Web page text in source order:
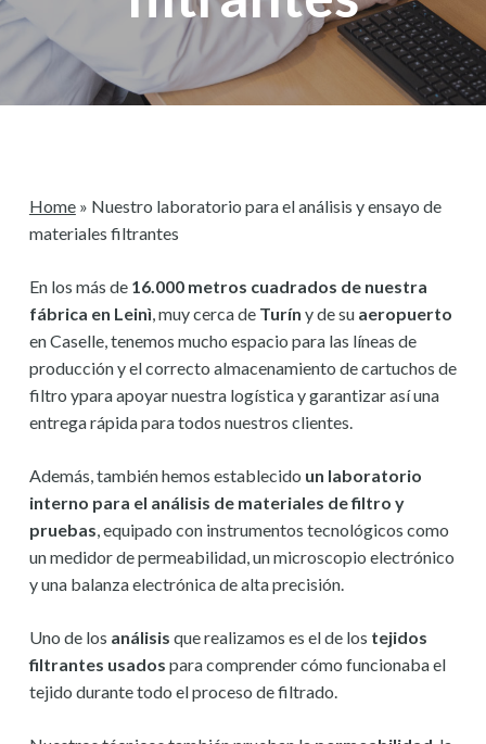
Home» Nuestro laboratorio para el análisis y ensayo de
materiales filtrantes
En los más de 16.000 metros cuadrados de nuestra
fábrica en Leinì, muy cerca de Turín y de su aeropuerto
en Caselle, tenemos mucho espacio para las líneas de
producción y el correcto almacenamiento de cartuchos de
filtro ypara apoyar nuestra logística y garantizar así una
entrega rápida para todos nuestros clientes.
Además, también hemos establecido un laboratorio
interno para el análisis de materiales de filtro y
pruebas, equipado con instrumentos tecnológicos como
un medidor de permeabilidad, un microscopio electrónico
y una balanza electrónica de alta precisión.
Uno de los análisis que realizamos es el de los tejidos
filtrantes usados para comprender cómo funcionaba el
tejido durante todo el proceso de filtrado.